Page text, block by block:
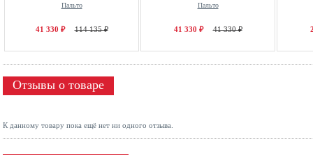
Пальто
41 330 ₽ 114 135 ₽
Пальто
41 330 ₽ 41 330 ₽
Отзывы о товаре
К данному товару пока ещё нет ни одного отзыва.